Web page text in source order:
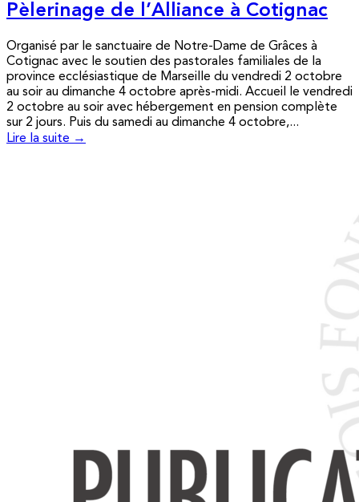
Pèlerinage de l’Alliance à Cotignac
Organisé par le sanctuaire de Notre-Dame de Grâces à
Cotignac avec le soutien des pastorales familiales de la
province ecclésiastique de Marseille du vendredi 2 octobre
au soir au dimanche 4 octobre après-midi. Accueil le vendredi
2 octobre au soir avec hébergement en pension complète
sur 2 jours. Puis du samedi au dimanche 4 octobre,...
Lire la suite →